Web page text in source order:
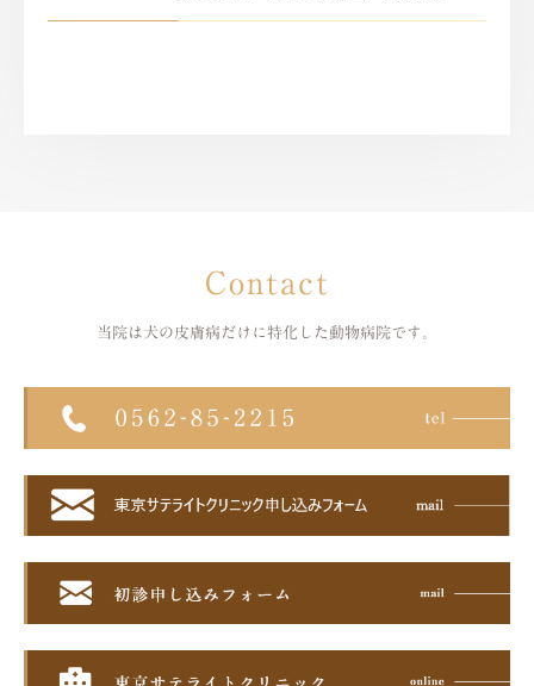
Contact
当院は犬の皮膚病だけに特化した 動物病院です。